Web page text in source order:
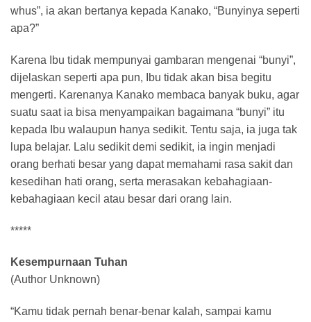
whus”, ia akan bertanya kepada Kanako, “Bunyinya seperti
apa?”
Karena Ibu tidak mempunyai gambaran mengenai “bunyi”,
dijelaskan seperti apa pun, Ibu tidak akan bisa begitu
mengerti. Karenanya Kanako membaca banyak buku, agar
suatu saat ia bisa menyampaikan bagaimana “bunyi” itu
kepada Ibu walaupun hanya sedikit. Tentu saja, ia juga tak
lupa belajar. Lalu sedikit demi sedikit, ia ingin menjadi
orang berhati besar yang dapat memahami rasa sakit dan
kesedihan hati orang, serta merasakan kebahagiaan-
kebahagiaan kecil atau besar dari orang lain.
*****
Kesempurnaan Tuhan
(Author Unknown)
“Kamu tidak pernah benar-benar kalah, sampai kamu